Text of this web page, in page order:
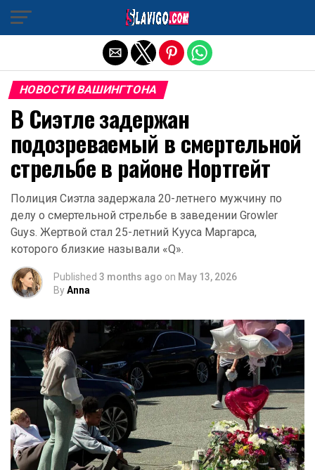
НОВОСТИ ВАШИНГТОНА
В Сиэтле задержан
подозреваемый в смертельной
стрельбе в районе Нортгейт
Полиция Сиэтла задержала 20-летнего мужчину по
делу о смертельной стрельбе в заведении Growler
Guys. Жертвой стал 25-летний Кууса Маргарса,
которого близкие называли «Q».
Published 3 months ago on May 13, 2026
ByAnna
Exit mobile version